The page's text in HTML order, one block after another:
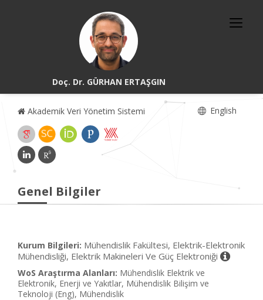
Doç. Dr. GÜRHAN ERTAŞGIN
Akademik Veri Yönetim Sistemi English
Genel Bilgiler
Kurum Bilgileri: Mühendislik Fakültesi, Elektrik-Elektronik
Mühendisliği, Elektrik Makineleri Ve Güç Elektroniği
WoS Araştırma Alanları: Mühendislik Elektrik ve
Elektronik, Enerji ve Yakıtlar, Mühendislik Bilişim ve
Teknoloji (Eng), Mühendislik